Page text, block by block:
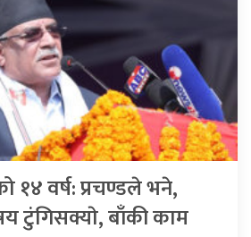
१४ वर्ष: प्रचण्डले भने,
टुंगिसक्याे, बाँकी काम